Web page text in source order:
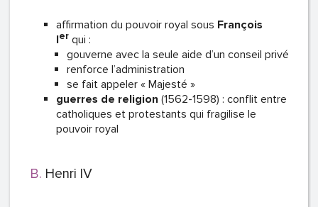
affirmation du pouvoir royal sous François
Ier qui :
gouverne avec la seule aide d’un conseil privé
renforce l’administration
se fait appeler « Majesté »
guerres de religion (1562-1598) : conflit entre
catholiques et protestants qui fragilise le
pouvoir royal
Henri IV